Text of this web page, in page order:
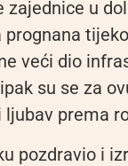
zajednice u
veći dio
su se za
prema
pozdravio i